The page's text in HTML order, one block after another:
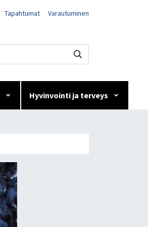
Tapahtumat Varautuminen
Hyvinvointi ja terveys